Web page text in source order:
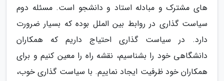
های مشترک و مبادله استاد و دانشجو است. مسئله دوم
سیاست گذاری در روابط بین الملل بوده که بسیار ضرورت
دارد. در سیاست گذاری احتیاج داریم که همکاران
دانشگاهی خود را بشناسیم، نقشه راه را معین کنیم و برای
همکاران خود ظرفیت ایجاد نماییم. با سیاست گذاری خوب،